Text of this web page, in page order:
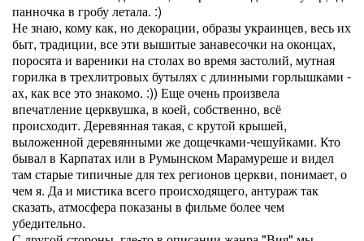
панночка в гробу летала. :)
Не знаю, кому как, но декорации, образы украинцев, весь их
быт, традиции, все эти вышитые занавесочки на оконцах,
поросята и вареники на столах во время застолий, мутная
горилка в трехлитровых бутылях с длинными горлышками -
ах, как все это знакомо. :)) Еще очень произвела
впечатление церквушка, в коей, собственно, всё
происходит. Деревянная такая, с крутой крышей,
выложенной деревянными же дощечками-чешуйками. Кто
бывал в Карпатах или в Румынском Марамуреше и видел
там старые типичные для тех регионов церкви, понимает, о
чем я. Да и мистика всего происходящего, антураж так
сказать, атмосфера показаны в фильме более чем
убедительно.